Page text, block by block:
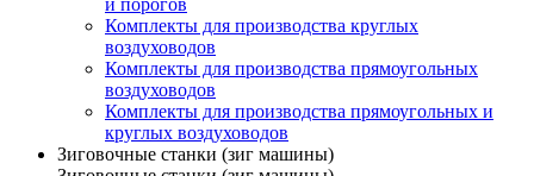
и порогов
Комплекты для производства круглых
воздуховодов
Комплекты для производства прямоугольных
воздуховодов
Комплекты для производства прямоугольных и
круглых воздуховодов
Зиговочные станки (зиг машины)